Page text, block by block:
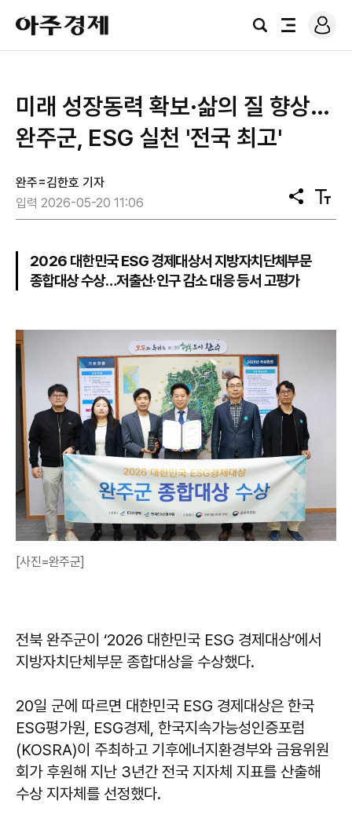
아
주
경
검
전
로
그
미래 성장동력 확보·삶의 질 향상…
완주군, ESG 실천 '전국 최고'
완주=김한호 기자
입력 2026-05-20 11:06
공
유
텍
스
2026 대한민국 ESG 경제대상서 지방자치단체부문
종합대상 수상…저출산·인구 감소 대응 등서 고평가
[사진=완주군]
전북 완주군이 ‘2026 대한민국 ESG 경제대상’에서
지방자치단체부문 종합대상을 수상했다.
20일 군에 따르면 대한민국 ESG 경제대상은 한국
ESG평가원, ESG경제, 한국지속가능성인증포럼
(KOSRA)이 주최하고 기후에너지환경부와 금융위원
회가 후원해 지난 3년간 전국 지자체 지표를 산출해
수상 지자체를 선정했다.